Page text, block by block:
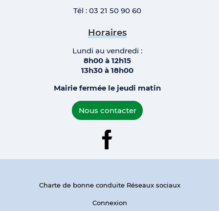
Tél : 03 21 50 90 60
Horaires
Lundi au vendredi :
8h00 à 12h15
13h30 à 18h00
Mairie fermée le jeudi matin
Nous contacter
Facebook
Charte de bonne conduite Réseaux sociaux
Connexion